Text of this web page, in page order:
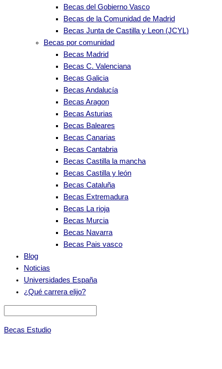
Becas del Gobierno Vasco
Becas de la Comunidad de Madrid
Becas Junta de Castilla y Leon (JCYL)
Becas por comunidad
Becas Madrid
Becas C. Valenciana
Becas Galicia
Becas Andalucía
Becas Aragon
Becas Asturias
Becas Baleares
Becas Canarias
Becas Cantabria
Becas Castilla la mancha
Becas Castilla y león
Becas Cataluña
Becas Extremadura
Becas La rioja
Becas Murcia
Becas Navarra
Becas Pais vasco
Blog
Noticias
Universidades España
¿Qué carrera elijo?
Becas Estudio